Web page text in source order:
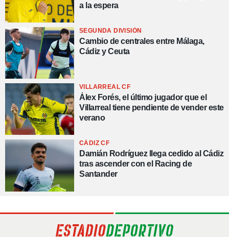
a la espera
SEGUNDA DIVISIÓN
Cambio de centrales entre Málaga,
Cádiz y Ceuta
VILLARREAL CF
Álex Forés, el último jugador que el
Villarreal tiene pendiente de vender este
verano
CÁDIZ CF
Damián Rodríguez llega cedido al Cádiz
tras ascender con el Racing de
Santander